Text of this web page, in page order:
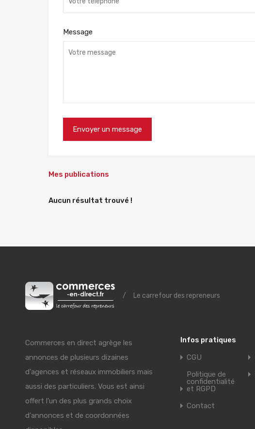
Message
Mes publications
Aucun résultat trouvé !
/ Le carrefour des repreneurs
Commerces en direct agrège les
annonces de plusieurs dizaines
d'agences et réseaux immobiliers mais
aussi des particuliers. Vous est ainsi
offert l'un des plus grands choix
d'annonces et de coordonnées
Infos pratiques
CGU
Politique de
confidentialité
et RGPD
Contact